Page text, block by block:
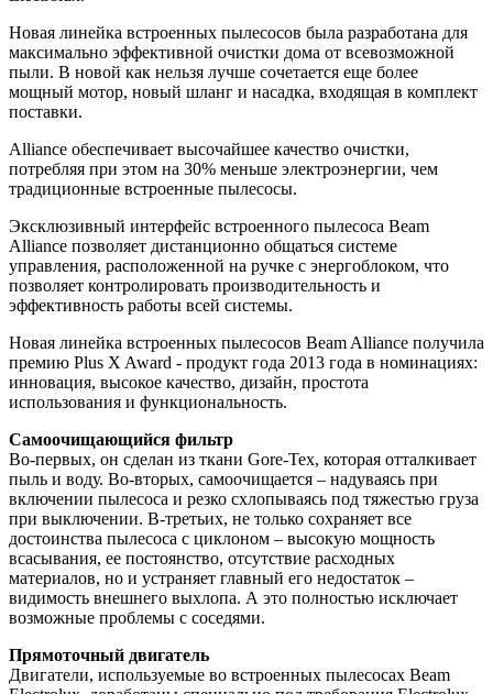
Новая линейка встроенных пылесосов была разработана для
максимально эффективной очистки дома от всевозможной
пыли. В новой как нельзя лучше сочетается еще более
мощный мотор, новый шланг и насадка, входящая в комплект
поставки.
Alliance обеспечивает высочайшее качество очистки,
потребляя при этом на 30% меньше электроэнергии, чем
традиционные встроенные пылесосы.
Эксклюзивный интерфейс встроенного пылесоса Beam
Alliance позволяет дистанционно общаться системе
управления, расположенной на ручке с энергоблоком, что
позволяет контролировать производительность и
эффективность работы всей системы.
Новая линейка встроенных пылесосов Beam Alliance получила
премию Plus X Award - продукт года 2013 года в номинациях:
инновация, высокое качество, дизайн, простота
использования и функциональность.
Самоочищающийся фильтр
Во-первых, он сделан из ткани Gore-Tex, которая отталкивает
пыль и воду. Во-вторых, самоочищается – надуваясь при
включении пылесоса и резко схлопываясь под тяжестью груза
при выключении. В-третьих, не только сохраняет все
достоинства пылесоса с циклоном – высокую мощность
всасывания, ее постоянство, отсутствие расходных
материалов, но и устраняет главный его недостаток –
видимость внешнего выхлопа. А это полностью исключает
возможные проблемы с соседями.
Прямоточный двигатель
Двигатели, используемые во встроенных пылесосах Beam